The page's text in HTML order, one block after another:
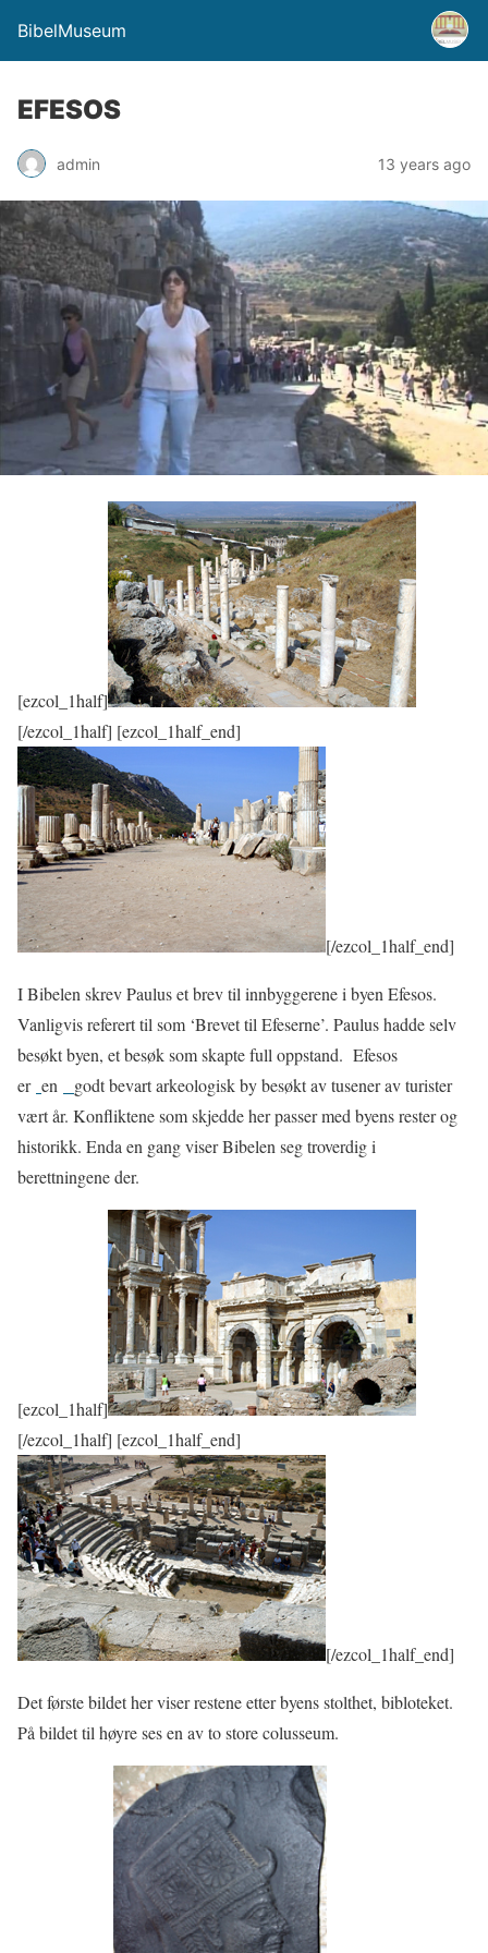
BibelMuseum
EFESOS
admin 13 years ago
[ezcol_1half]
[/ezcol_1half] [ezcol_1half_end]
[/ezcol_1half_end]
I Bibelen skrev Paulus et brev til innbyggerene i byen Efesos.
Vanligvis referert til som ‘Brevet til Efeserne’. Paulus hadde selv
besøkt byen, et besøk som skapte full oppstand. Efesos
er en
godt bevart arkeologisk by besøkt av tusener av turister
vært år. Konfliktene som skjedde her passer med byens rester og
historikk. Enda en gang viser Bibelen seg troverdig i
berettningene der.
[ezcol_1half]
[/ezcol_1half] [ezcol_1half_end]
[/ezcol_1half_end]
Det første bildet her viser restene etter byens stolthet, bibloteket.
På bildet til høyre ses en av to store colusseum.